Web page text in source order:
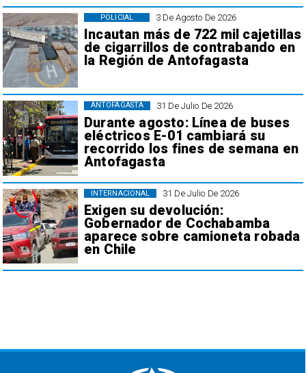
3 De Agosto De 2026
Incautan más de 722 mil cajetillas
de cigarrillos de contrabando en
la Región de Antofagasta
POLICIAL
31 De Julio De 2026
Durante agosto: Línea de buses
eléctricos E-01 cambiará su
recorrido los fines de semana en
Antofagasta
ANTOFAGASTA
31 De Julio De 2026
Exigen su devolución:
Gobernador de Cochabamba
aparece sobre camioneta robada
en Chile
INTERNACIONAL